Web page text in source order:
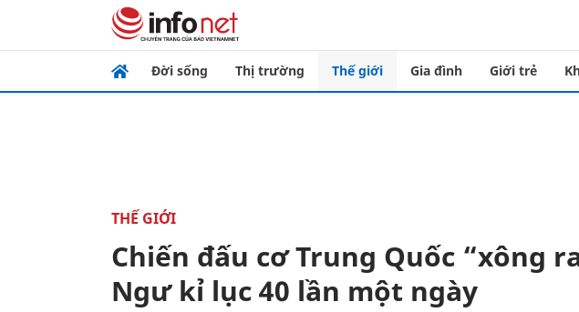
Đời sống Thị trường Thế giới Gia đình Giới trẻ
THẾ GIỚI
Chiến đấu cơ Trung Quốc “xông
Ngư kỉ lục 40 lần một ngày